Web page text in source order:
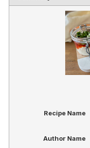
Recipe Name
Author Name